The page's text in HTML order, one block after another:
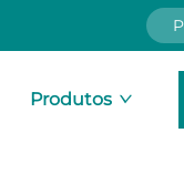
Produtos